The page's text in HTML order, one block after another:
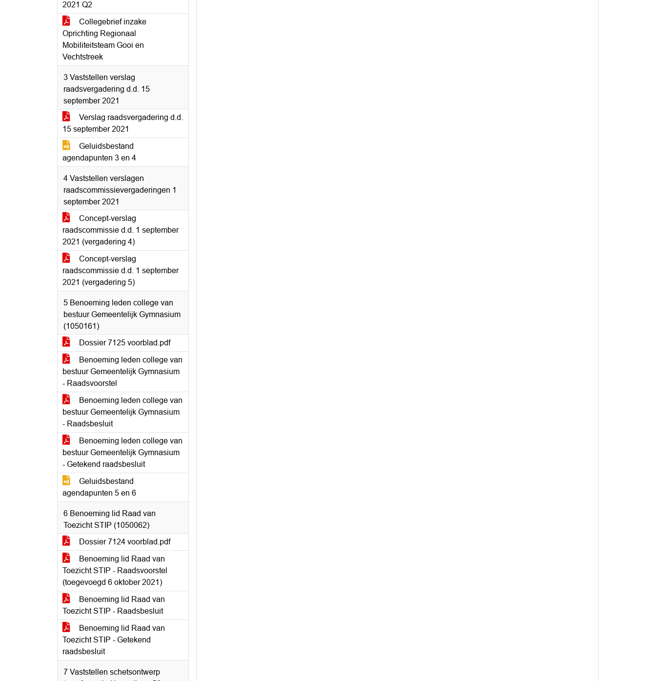
2021 Q2
Collegebrief inzake
Oprichting Regionaal
Mobiliteitsteam Gooi en
Vechtstreek
3 Vaststellen verslag
raadsvergadering d.d. 15
september 2021
Verslag raadsvergadering d.d.
15 september 2021
Geluidsbestand
agendapunten 3 en 4
4 Vaststellen verslagen
raadscommissievergaderingen 1
september 2021
Concept-verslag
raadscommissie d.d. 1 september
2021 (vergadering 4)
Concept-verslag
raadscommissie d.d. 1 september
2021 (vergadering 5)
5 Benoeming leden college van
bestuur Gemeentelijk Gymnasium
(1050161)
Dossier 7125 voorblad.pdf
Benoeming leden college van
bestuur Gemeentelijk Gymnasium
- Raadsvoorstel
Benoeming leden college van
bestuur Gemeentelijk Gymnasium
- Raadsbesluit
Benoeming leden college van
bestuur Gemeentelijk Gymnasium
- Getekend raadsbesluit
Geluidsbestand
agendapunten 5 en 6
6 Benoeming lid Raad van
Toezicht STIP (1050062)
Dossier 7124 voorblad.pdf
Benoeming lid Raad van
Toezicht STIP - Raadsvoorstel
(toegevoegd 6 oktober 2021)
Benoeming lid Raad van
Toezicht STIP - Raadsbesluit
Benoeming lid Raad van
Toezicht STIP - Getekend
raadsbesluit
7 Vaststellen schetsontwerp